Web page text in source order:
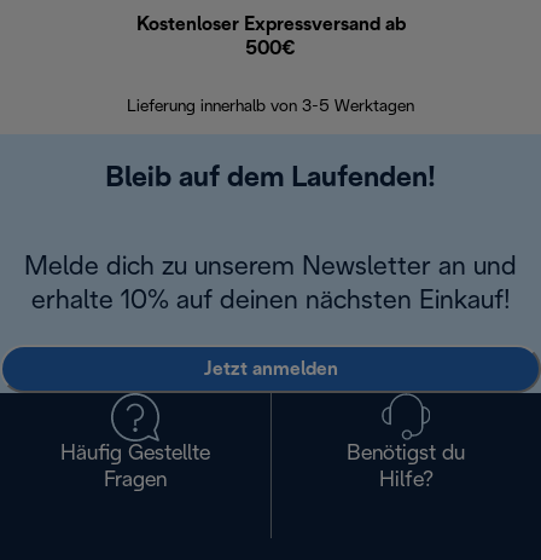
Kostenloser Expressversand ab
500€
Lieferung innerhalb von 3-5 Werktagen
Bleib auf dem Laufenden!
Melde dich zu unserem Newsletter an und
erhalte 10% auf deinen nächsten Einkauf!
Jetzt anmelden
Häufig Gestellte
Fragen
Benötigst du
Hilfe?